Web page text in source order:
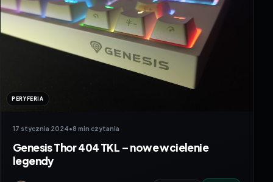
PERYFERIA
17 stycznia 2024•8 min czytania
Genesis Thor 404 TKL – nowe wcielenie
legendy